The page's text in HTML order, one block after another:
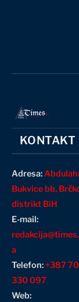
KONTAKT
Adresa:
Bukvice bb,
distrikt BiH
E-mail:
a
Telefon:+387 70
330 097
Web: